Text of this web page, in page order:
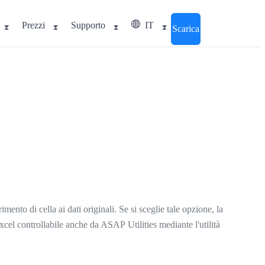
Prezzi Supporto IT Scarica
di cella ai dati originali. Se si sceglie tale opzione, la
controllabile anche da ASAP Utilities mediante l'utilità